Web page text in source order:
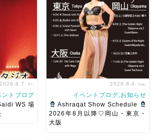
2026.8.7 fri.
ントブログ
WS 場
2026.8.4 tue.
イベントブログ,お知らせ
Ashraqat Show Schedule
2026年8月以降♡岡山・東京・
大阪